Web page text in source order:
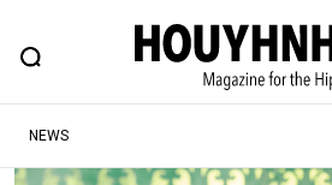
FEATURE BLOG
ヒップなファッション、カルチャー、ライフ
NEWS